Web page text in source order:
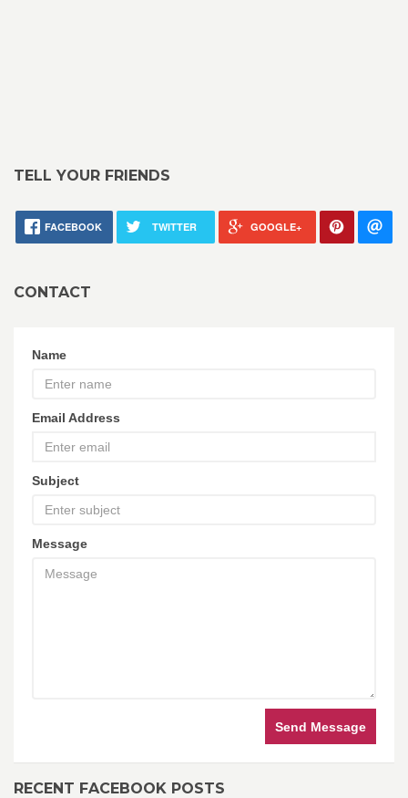
TELL YOUR FRIENDS
FACEBOOK TWITTER GOOGLE+
CONTACT
Name
Email Address
Subject
Message
Send Message
RECENT FACEBOOK POSTS